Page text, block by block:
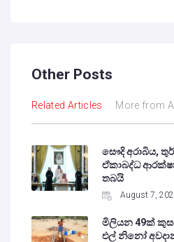
Other Posts
Related Articles More from
සෞදි අරාබිය,
ඒකාබද්ධ
තබයි
August 7,
මිලියන 49ක්
එල් නිනෝ